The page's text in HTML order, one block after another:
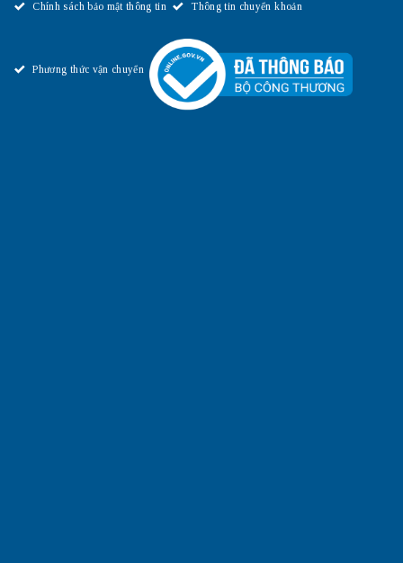
Chính sách bảo mật thông tin Thông tin chuyển khoản
Phương thức vận chuyển